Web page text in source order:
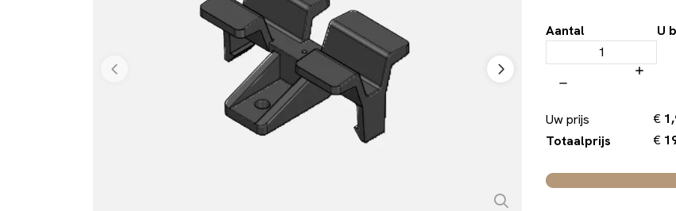
Aantal U
Uw prijs €
Totaalprijs
€